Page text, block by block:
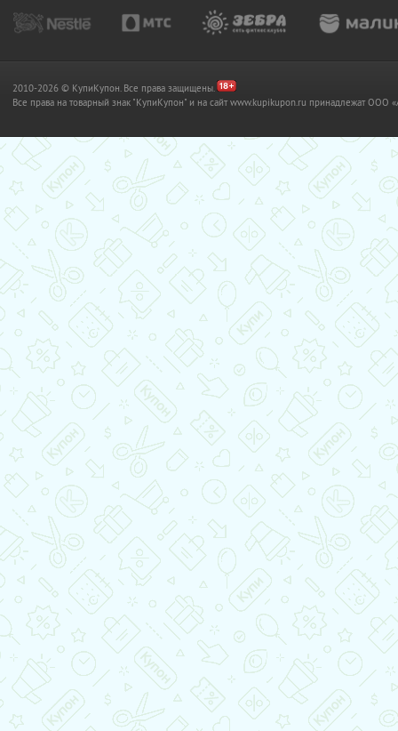
2010-2026 © КупиКупон. Все права защищены.
Все права на товарный знак "КупиКупон" и на сайт www.kupikupon.ru принадлежат